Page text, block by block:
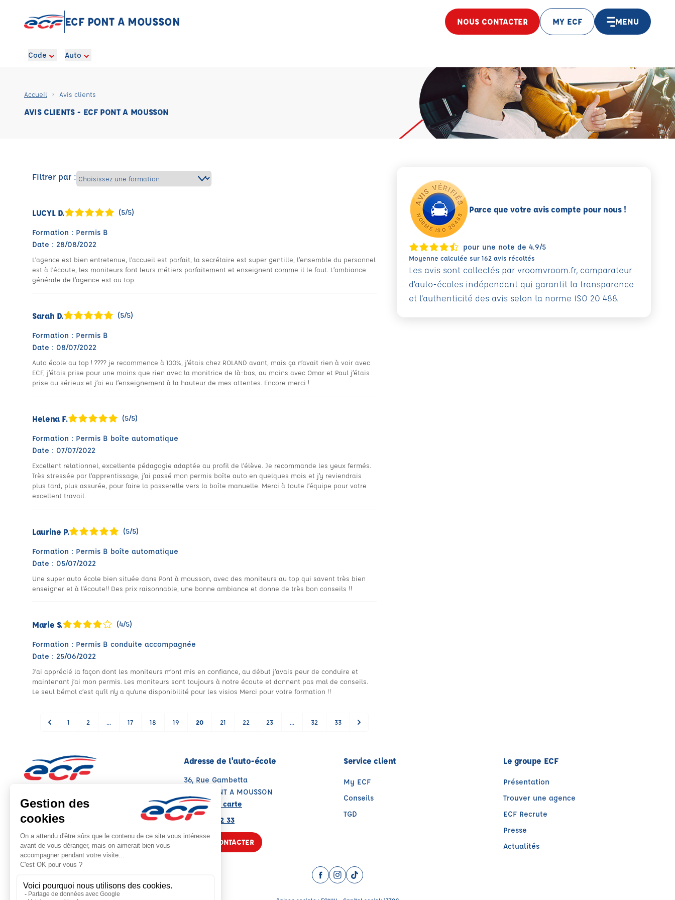
ECF PONT A MOUSSON NOUS CONTACTER MY ECF MENU
Code Auto
Accueil Avis clients
AVIS CLIENTS - ECF PONT A MOUSSON
Filtrer par :
LUCYL D. (5/5)
Formation : Permis B
Date : 28/08/2022
L’agence est bien entretenue, l’accueil est parfait, la secrétaire est super gentille, l’ensemble du personnel
est à l’écoute, les moniteurs font leurs métiers parfaitement et enseignent comme il le faut. L’ambiance
générale de l’agence est au top.
Sarah D. (5/5)
Formation : Permis B
Date : 08/07/2022
Auto école au top ! ???? je recommence à 100%, j’étais chez ROLAND avant, mais ça n’avait rien à voir avec
ECF, j’étais prise pour une moins que rien avec la monitrice de là-bas, au moins avec Omar et Paul j’étais
prise au sérieux et j’ai eu l’enseignement à la hauteur de mes attentes. Encore merci !
Helena F. (5/5)
Formation : Permis B boîte automatique
Date : 07/07/2022
Excellent relationnel, excellente pédagogie adaptée au profil de l’élève. Je recommande les yeux fermés.
Très stressée par l’apprentissage, j’ai passé mon permis boîte auto en quelques mois et j’y reviendrais
plus tard, plus assurée, pour faire la passerelle vers la boîte manuelle. Merci à toute l’équipe pour votre
excellent travail.
Laurine P. (5/5)
Formation : Permis B boîte automatique
Date : 05/07/2022
Une super auto école bien située dans Pont à mousson, avec des moniteurs au top qui savent très bien
enseigner et à l'écoute!! Des prix raisonnable, une bonne ambiance et donne de très bon conseils !!
Marie S. (4/5)
Formation : Permis B conduite accompagnée
Date : 25/06/2022
J’ai apprécié la façon dont les moniteurs m’ont mis en confiance, au début j’avais peur de conduire et
maintenant j’ai mon permis. Les moniteurs sont toujours à notre écoute et donnent pas mal de conseils.
Le seul bémol c’est qu’il n’y a qu’une disponibilité pour les visios Merci pour votre formation !!
1 2 ... 17 18 19 20 21 22 23 ... 32 33
Parce que votre avis compte pour nous !
pour une note de 4.9/5
Moyenne calculée sur 162 avis récoltés
Les avis sont collectés par vroomvroom.fr, comparateur
d’auto-écoles indépendant qui garantit la transparence
et l'authenticité des avis selon la norme ISO 20 488.
Note : 4.9/5
Moyenne calculée sur 162 avis
Adresse de l'auto-école
36, Rue Gambetta
54700 PONT A MOUSSON
Voir sur la carte
03 83 81 72 33
NOUS CONTACTER
Service client
My ECF
Conseils
TGD
Le groupe ECF
Présentation
Trouver une agence
ECF Recrute
Presse
Actualités
Facebook (nouvelle fenêtre)
Instagram (nouvelle fenêtre)
TikTok (nouvelle fenêtre)